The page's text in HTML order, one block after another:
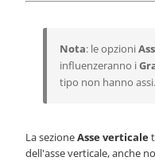
Nota: le opzioni
influenzeranno i
tipo non hanno assi.
La sezioneAsse verticale
dell'asse verticale, anche